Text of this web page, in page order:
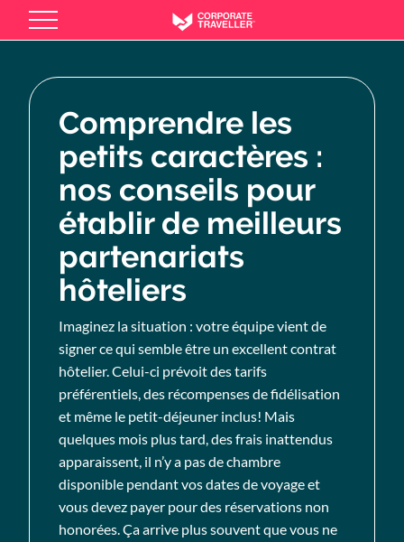
content
Comprendre les
petits caractères :
nos conseils pour
établir de meilleurs
partenariats
hôteliers
Imaginez la situation : votre équipe vient de
signer ce qui semble être un excellent contrat
hôtelier. Celui-ci prévoit des tarifs
préférentiels, des récompenses de fidélisation
et même le petit-déjeuner inclus! Mais
quelques mois plus tard, des frais inattendus
apparaissent, il n’y a pas de chambre
disponible pendant vos dates de voyage et
vous devez payer pour des réservations non
honorées. Ça arrive plus souvent que vous ne